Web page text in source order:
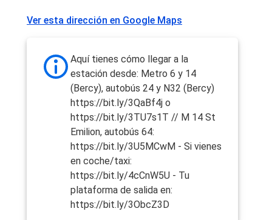
Ver esta dirección en Google Maps
Aquí tienes cómo llegar a la
estación desde: Metro 6 y 14
(Bercy), autobús 24 y N32 (Bercy)
https://bit.ly/3QaBf4j o
https://bit.ly/3TU7s1T // M 14 St
Emilion, autobús 64:
https://bit.ly/3U5MCwM - Si vienes
en coche/taxi:
https://bit.ly/4cCnW5U - Tu
plataforma de salida en:
https://bit.ly/3ObcZ3D